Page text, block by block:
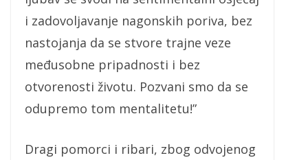
i zadovoljavanje nagonskih poriva, bez
nastojanja da se stvore trajne veze
međusobne pripadnosti i bez
otvorenosti životu. Pozvani smo da se
odupremo tom mentalitetu!”
Dragi pomorci i ribari, zbog odvojenog